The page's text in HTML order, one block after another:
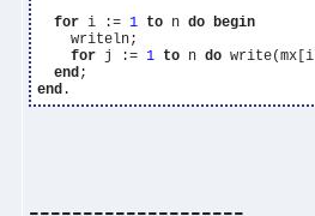
for i := 1 to n do begin
    writeln;
for j := 1 to n do
end
end